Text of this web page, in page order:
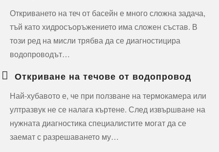
Откриването на теч от басейн е много сложна задача,
тъй като хидросъоръжението има сложен състав. В
този ред на мисли трябва да се диагностицира
водопроводът…
Откриване на течове от водопровод
Най-хубавото е, че при ползване на термокамера или
ултразвук не се налага къртене. След извършване на
нужната диагностика специалистите могат да се
заемат с разрешаването му…